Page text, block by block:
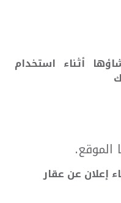
أثناء استخدام